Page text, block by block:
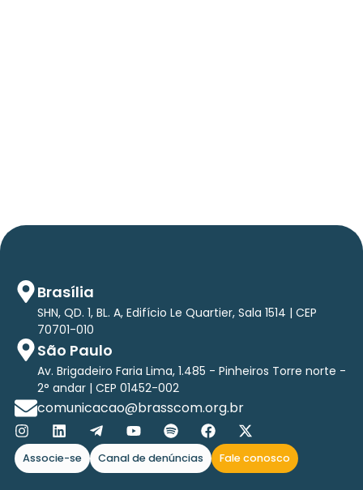
Brasília
SHN, QD. 1, BL. A, Edifício Le Quartier, Sala 1514 | CEP
70701-010
São Paulo
Av. Brigadeiro Faria Lima, 1.485 - Pinheiros Torre norte -
2° andar | CEP 01452-002
comunicacao@brasscom.org.br
Associe-se Canal de denúncias Fale conosco